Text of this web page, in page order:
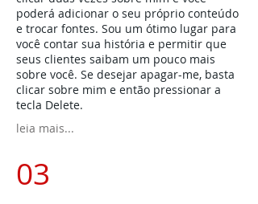
poderá adicionar o seu próprio conteúdo
e trocar fontes. Sou um ótimo lugar para
você contar sua história e permitir que
seus clientes saibam um pouco mais
sobre você. Se desejar apagar-me, basta
clicar sobre mim e então pressionar a
tecla Delete.
leia mais...
03